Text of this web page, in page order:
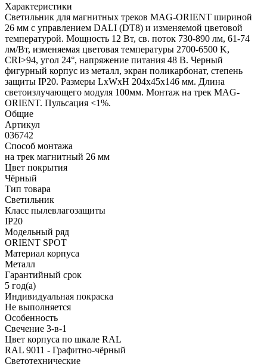
Характеристики
Светильник для магнитных треков MAG-ORIENT шириной
26 мм с управлением DALI (DT8) и изменяемой цветовой
температурой. Мощность 12 Вт, св. поток 730-890 лм, 61-74
лм/Вт, изменяемая цветовая температуры 2700-6500 K,
CRI>94, угол 24°, напряжение питания 48 В. Черный
фигурный корпус из металл, экран поликарбонат, степень
защиты IP20. Размеры LxWxH 204x45x146 мм. Длина
светоизлучающего модуля 100мм. Монтаж на трек MAG-
ORIENT. Пульсация <1%.
Общие
Артикул
036742
Способ монтажа
на трек магнитный 26 мм
Цвет покрытия
Чёрный
Тип товара
Светильник
Класс пылевлагозащиты
IP20
Модельный ряд
ORIENT SPOT
Материал корпуса
Металл
Гарантийный срок
5 год(а)
Индивидуальная покраска
Не выполняется
Особенность
Свечение 3-в-1
Цвет корпуса по шкале RAL
RAL 9011 - Графитно-чёрный
Светотехнические